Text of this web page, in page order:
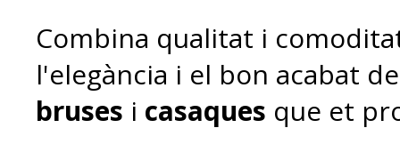
Combina qualitat i
l'elegància i el bon acabat
bruses i casaques que et